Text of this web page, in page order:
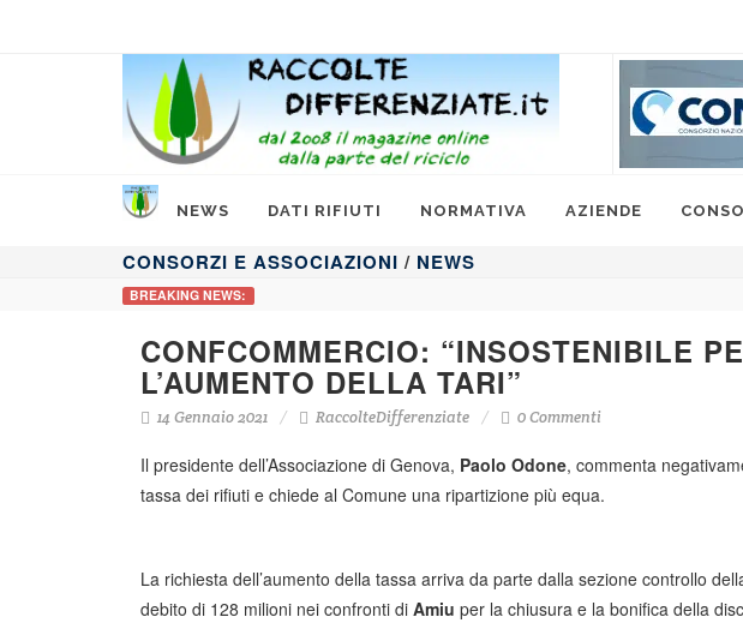
NEWS DATI RIFIUTI NORMATIVA AZIENDE
CONSORZI E ASSOCIAZIONI / NEWS
BREAKING NEWS:
CONFCOMMERCIO: “INSOSTENIBILE
L’AUMENTO DELLA TARI”
14 Gennaio 2021 RaccolteDifferenziate 0 Commenti
Il presidente dell’Associazione di Genova, Paolo Odone, commenta
tassa dei rifiuti e chiede al Comune una ripartizione più equa.
La richiesta dell’aumento della tassa arriva da parte dalla sezione controllo
debito di 128 milioni nei confronti di Amiu per la chiusura e la bonifica della